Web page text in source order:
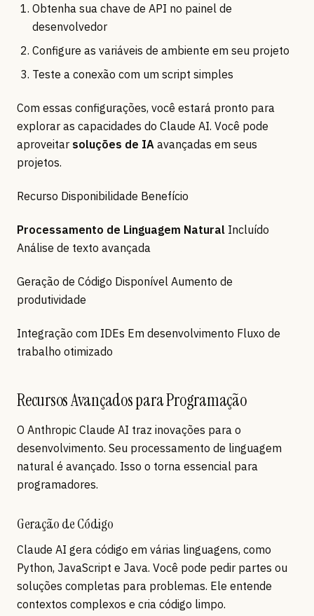
Obtenha sua chave de API no painel de
desenvolvedor
Configure as variáveis de ambiente em seu projeto
Teste a conexão com um script simples
Com essas configurações, você estará pronto para
explorar as capacidades do Claude AI. Você pode
aproveitar soluções de IA avançadas em seus
projetos.
Recurso Disponibilidade Benefício
Processamento de Linguagem Natural Incluído
Análise de texto avançada
Geração de Código Disponível Aumento de
produtividade
Integração com IDEs Em desenvolvimento Fluxo de
trabalho otimizado
Recursos Avançados para Programação
O Anthropic Claude AI traz inovações para o
desenvolvimento. Seu processamento de linguagem
natural é avançado. Isso o torna essencial para
programadores.
Geração de Código
Claude AI gera código em várias linguagens, como
Python, JavaScript e Java. Você pode pedir partes ou
soluções completas para problemas. Ele entende
contextos complexos e cria código limpo.